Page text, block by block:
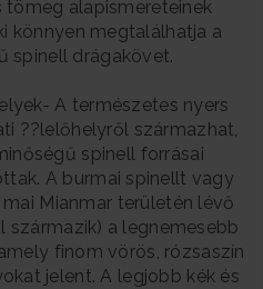
tömeg alapismereteinek
könnyen megtalálhatja a
spinell drágakövet.
A természetes nyers
??lelőhelyről származhat,
spinell forrásai
A burmai spinellt vagy
Mianmar területén lévő
származik) a legnemesebb
finom vörös, rózsaszín
jelent. A legjobb kék és